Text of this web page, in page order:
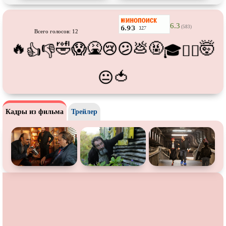
Про футбол Про хакеров
Про шпионов
Про Юристов иАдвокатов Псевдодокументальный
Режиссёрская версия
Ситком
Слэшер Стимпанк
Сцены собнажённой натурой
Чёрная комедия Экранизация
В ожидании TeleSynch
CAMRip
Всего голосов: 12
6.3 (583)
🔥 👍👎🤣😱🤮😢😕💩🤬🎓😵‍💫🤯
😐🍅
Кадры из фильма Трейлер